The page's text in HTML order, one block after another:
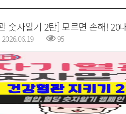
출산 지원사업
영양플러스사업
모유수유 클리닉
숫자알기 2탄] 모르면 손해! 20
2026.06.19 95